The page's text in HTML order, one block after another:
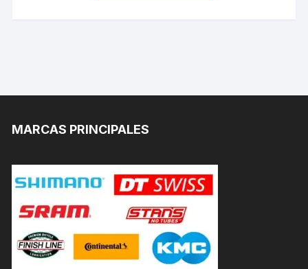
MARCAS PRINCIPALES